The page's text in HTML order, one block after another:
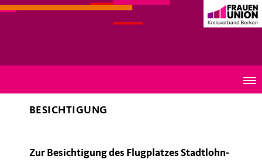
BESICHTIGUNG
Zur Besichtigung des Flugplatzes Stadtlohn-